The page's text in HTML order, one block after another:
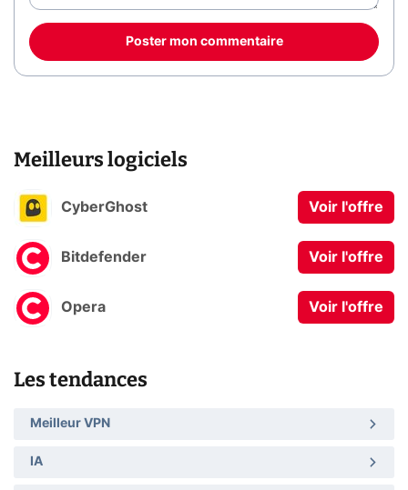
Poster mon commentaire
Meilleurs logiciels
CyberGhost Voir l'offre
Bitdefender Voir l'offre
Opera Voir l'offre
Les tendances
Meilleur VPN
IA